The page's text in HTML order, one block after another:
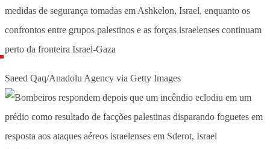
medidas de segurança tomadas em Ashkelon, Israel, enquanto os
confrontos entre grupos palestinos e as forças israelenses continuam
perto da fronteira Israel-Gaza
Saeed Qaq/Anadolu Agency via Getty Images